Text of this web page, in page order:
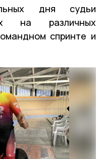
дня судьи
на различных
спринте и